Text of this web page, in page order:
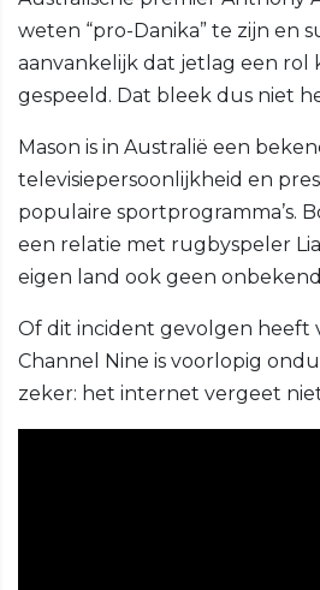
weten “pro-Danika” te zijn en
aanvankelijk dat jetlag een rol
gespeeld. Dat bleek dus niet
Mason is in Australië een
televisiepersoonlijkheid en
populaire sportprogramma’s.
een relatie met rugbyspeler
eigen land ook geen
Of dit incident gevolgen heeft
Channel Nine is voorlopig
zeker: het internet vergeet